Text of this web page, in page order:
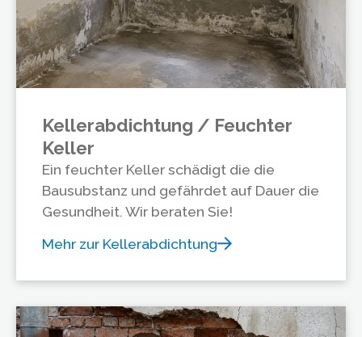
Kellerabdichtung / Feuchter
Keller
Ein feuchter Keller schädigt die die
Bausubstanz und gefährdet auf Dauer die
Gesundheit. Wir beraten Sie!
Mehr zur Kellerabdichtung